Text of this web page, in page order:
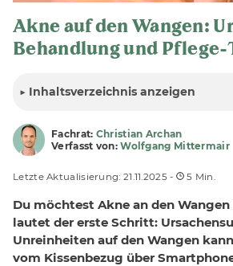
Akne auf den Wangen:
Behandlung und
▶ Inhaltsverzeichnis anzeigen
Fachrat: Christian Archan
Verfasst von:Wolfgang Mittermair
Letzte Aktualisierung: 21.11.2025 - 5 Min.
Du möchtest Akne an den
lautet der erste Schritt:
Unreinheiten auf den Wangen
vom Kissenbezug über